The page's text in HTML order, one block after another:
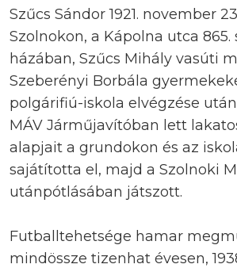
Szűcs Sándor 1921. november
Szolnokon, a Kápolna utca 865.
házában, Szűcs Mihály vasúti
Szeberényi Borbála
polgárifiú-iskola elvégzése
MÁV Járműjavítóban lett
alapjait a grundokon és az
sajátította el, majd a Szolnoki
utánpótlásában játszott.
Futballtehetsége hamar
mindössze tizenhat évesen,